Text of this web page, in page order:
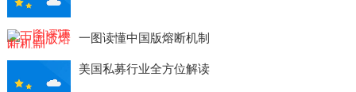
一图读懂中国版熔断机制
美国私募行业全方位解读